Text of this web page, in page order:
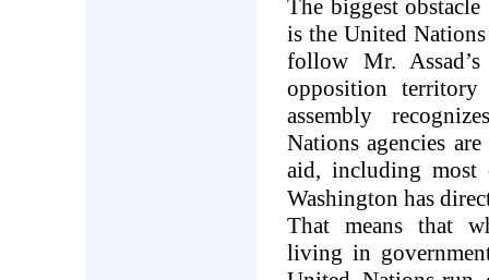
The biggest
is the United
follow Mr.
opposition
assembly
Nations agencies
aid, including
Washington has
That means that
living in